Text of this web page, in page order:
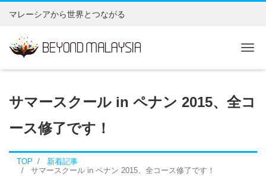
マレーシアから世界とつながる
サマースクール in ペナン 2015、全コ
ース修了です！
TOP
新着記事
サマースクール in ペナン 2015、全コース修了です！